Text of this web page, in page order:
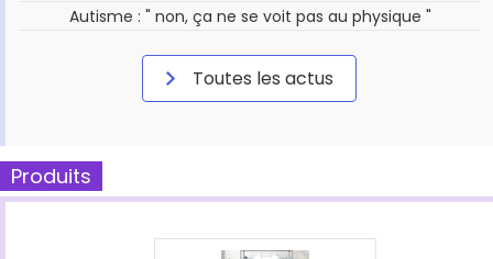
Autisme : " non, ça ne se voit pas au physique "
Toutes les actus
Produits